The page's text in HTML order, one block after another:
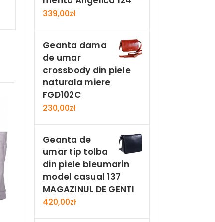
339,00zł
Geanta dama
de umar
crossbody din piele
naturala miere
FGD102C
230,00zł
Geanta de
umar tip tolba
din piele bleumarin
model casual 137
MAGAZINUL DE GENTI
420,00zł